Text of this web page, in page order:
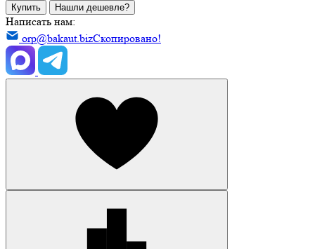
Купить Нашли дешевле?
Написать нам:
orp@bakaut.bizСкопировано!